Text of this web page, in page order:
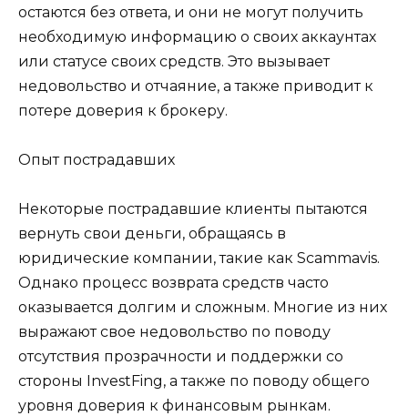
остаются без ответа, и они не могут получить
необходимую информацию о своих аккаунтах
или статусе своих средств. Это вызывает
недовольство и отчаяние, а также приводит к
потере доверия к брокеру.
Опыт пострадавших
Некоторые пострадавшие клиенты пытаются
вернуть свои деньги, обращаясь в
юридические компании, такие как Scammavis.
Однако процесс возврата средств часто
оказывается долгим и сложным. Многие из них
выражают свое недовольство по поводу
отсутствия прозрачности и поддержки со
стороны InvestFing, а также по поводу общего
уровня доверия к финансовым рынкам.